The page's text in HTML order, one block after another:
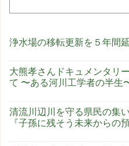
浄水場の移転更新を５年間
大熊孝さんドキュメンタリ
て 〜ある河川工学者の半生
清流川辺川を守る県民の集
『子孫に残そう未来からの